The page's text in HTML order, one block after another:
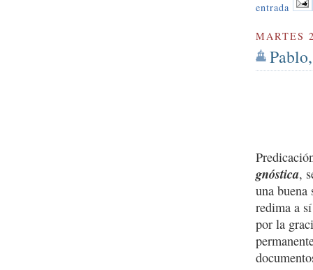
entrada
MARTES
gnóstica,
una
redima a
por la